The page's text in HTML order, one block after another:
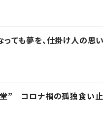
ても夢を、仕掛け人の思い
” コロナ禍の孤独食い